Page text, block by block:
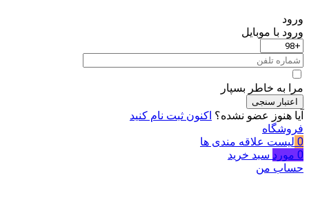
ورود
ورود با موبایل
مرا به خاطر بسپار
اعتبار سنجی
آیا هنوز عضو نشده؟ اکنون ثبت نام کنید
فروشگاه
0 لیست علاقه مندی ها
0 مورد سبد خرید
حساب من